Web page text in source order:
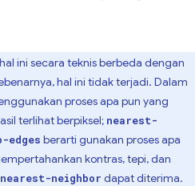
ini secara teknis berbeda dengan
hal ini tidak terjadi. Dalam
proses apa pun yang
terlihat berpiksel; nearest-
edges berarti gunakan proses apa
kontras, tepi, dan
nearest-neighbor dapat diterima.